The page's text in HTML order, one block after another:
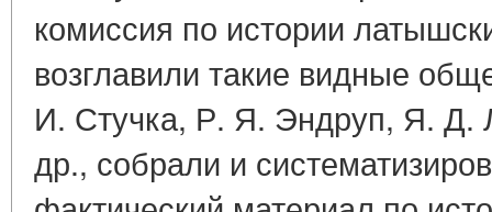
комиссия по истории
возглавили такие видные
И. Стучка, Р. Я. Эндруп, Я. Д.
др., собрали и